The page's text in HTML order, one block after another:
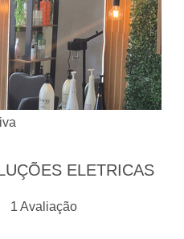
ELETRICAS
1 Avaliação